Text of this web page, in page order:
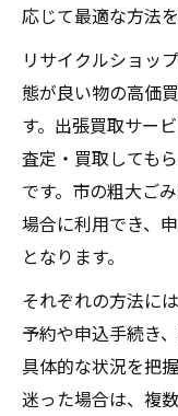
応じて最適な方法
リサイクルショッ
態が良い物の高価
す。出張買取サー
査定・買取しても
です。市の粗大ご
場合に利用でき、
となります。
それぞれの方法に
予約や申込手続き
具体的な状況を把
迷った場合は、複